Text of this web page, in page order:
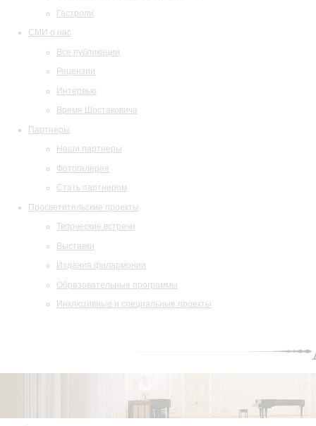
Гастроли
СМИ о нас
Все публикации
Рецензии
Интервью
Время Шостаковича
Партнеры
Наши партнеры
Фотогалерея
Стать партнером
Просветительские проекты
Творческие встречи
Выставки
Издания филармонии
Образовательные программы
Инклюзивные и специальные проекты